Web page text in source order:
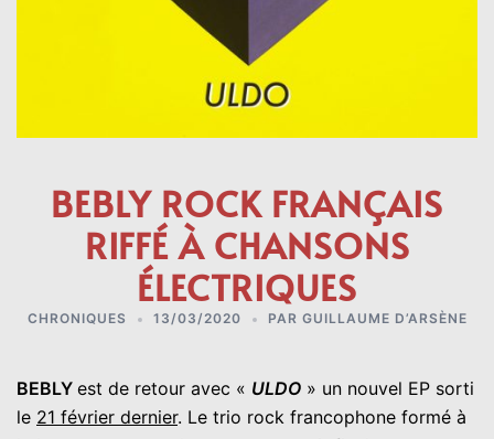
BEBLY ROCK FRANÇAIS
RIFFÉ À CHANSONS
ÉLECTRIQUES
CHRONIQUES 13/03/2020 PAR GUILLAUME D’ARSÈNE
BEBLY est de retour avec « ULDO » un nouvel EP sorti
le 21 février dernier. Le trio rock francophone formé à